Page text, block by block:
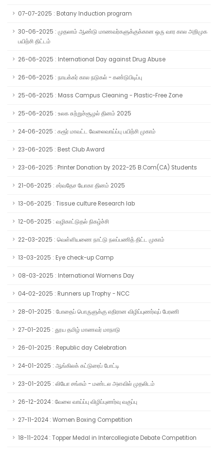
07-07-2025 : Botany Induction program
30-06-2025 : முதலாம் ஆண்டு மாணவர்களுக்குக்கான ஒரு வார கால அறிமுக
பயிற்சி திட்டம்
26-06-2025 : International Day against Drug Abuse
26-06-2025 : நாயக்கர் கால நடுகல் - கண்டுபிடிப்பு
25-06-2025 : Mass Campus Cleaning - Plastic-Free Zone
25-06-2025 : உலக சுற்றுச்சூழல் தினம் 2025
24-06-2025 : கரூர் மாவட்ட வேலைவாய்ப்பு பயிற்சி முகாம்
23-06-2025 : Best Club Award
23-06-2025 : Printer Donation by 2022-25 B.Com(CA) Students
21-06-2025 : சர்வதேச யோகா தினம் 2025
13-06-2025 : Tissue culture Research lab
12-06-2025 : வழிகாட்டுதல் நிகழ்ச்சி
22-03-2025 : வெள்ளியணை நாட்டு நலப்பணித் திட்ட முகாம்
13-03-2025 : Eye check-up Camp
08-03-2025 : International Womens Day
04-02-2025 : Runners up Trophy - NCC
28-01-2025 : போதைப் பொருளுக்கு எதிரான விழிப்புணர்வுப் பேரணி
27-01-2025 : தூய தமிழ் மாணவர் மாநாடு
26-01-2025 : Republic day Celebration
24-01-2025 : ஆங்கிலக் கட்டுரைப் போட்டி
23-01-2025 : லியோ சங்கம் - மண்டல அளவில் முதலிடம்
26-12-2024 : வேலை வாய்ப்பு விழிப்புணர்வு வகுப்பு
27-11-2024 : Women Boxing Competition
18-11-2024 : Topper Medal in Intercollegiate Debate Competition